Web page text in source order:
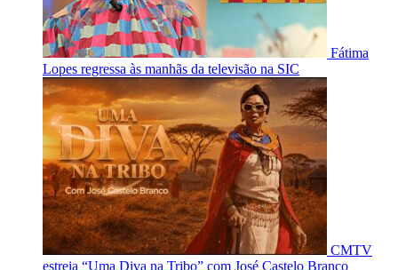
Fátima
Lopes regressa às manhãs da televisão na SIC
CMTV
estreia “Uma Diva na Tribo” com José Castelo Branco